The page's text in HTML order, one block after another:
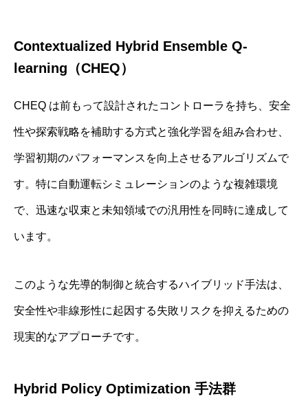
Contextualized Hybrid Ensemble Q‐
learning（CHEQ）
CHEQ は前もって設計されたコントローラを持ち、安全
性や探索戦略を補助する方式と強化学習を組み合わせ、
学習初期のパフォーマンスを向上させるアルゴリズムで
す。特に自動運転シミュレーションのような複雑環境
で、迅速な収束と未知領域での汎用性を同時に達成して
います。
このような先導的制御と統合するハイブリッド手法は、
安全性や非線形性に起因する失敗リスクを抑えるための
現実的なアプローチです。
Hybrid Policy Optimization 手法群